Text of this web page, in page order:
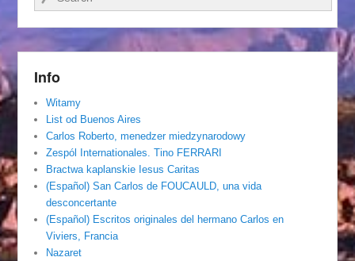
Info
Witamy
List od Buenos Aires
Carlos Roberto, menedzer miedzynarodowy
Zespól Internationales. Tino FERRARI
Bractwa kaplanskie Iesus Caritas
(Español) San Carlos de FOUCAULD, una vida
desconcertante
(Español) Escritos originales del hermano Carlos en
Viviers, Francia
Nazaret